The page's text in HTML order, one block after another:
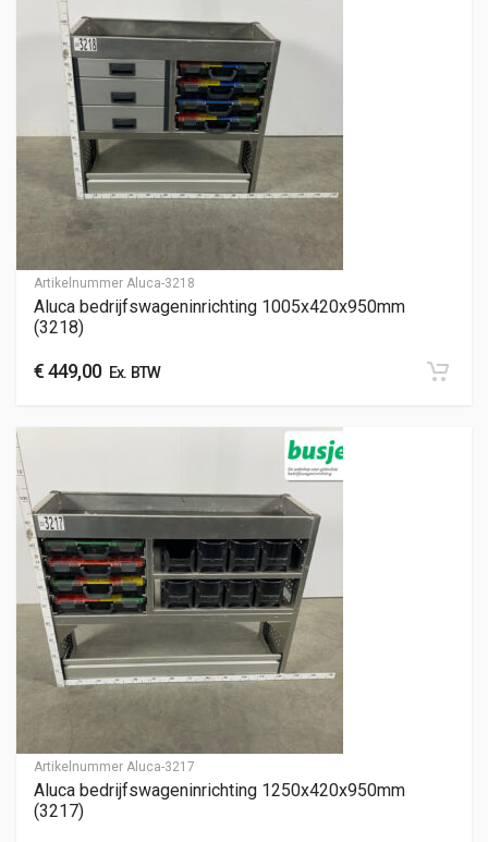
Artikelnummer Aluca-3218
Aluca bedrijfswageninrichting 1005x420x950mm
(3218)
€449,00Ex. BTW
Artikelnummer Aluca-3217
Aluca bedrijfswageninrichting 1250x420x950mm
(3217)